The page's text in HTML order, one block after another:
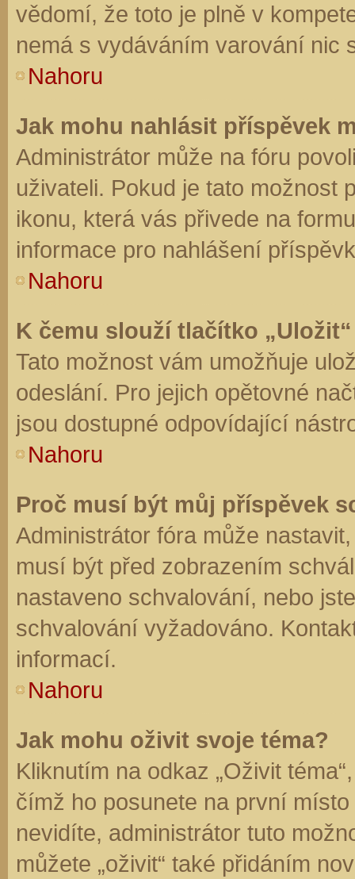
vědomí, že toto je plně v
nemá s vydáváním varování nic
Nahoru
Jak mohu nahlásit příspěvek
Administrátor může na fóru
uživateli. Pokud je tato možnost
ikonu, která vás přivede na
informace pro nahlášení
Nahoru
K čemu slouží tlačítko
Tato možnost vám umožňuje
odeslání. Pro jejich opětovné
jsou dostupné odpovídající
Nahoru
Proč musí být můj příspěvek
Administrátor fóra může
musí být před zobrazením
nastaveno schvalování, nebo
schvalování vyžadováno.
informací.
Nahoru
Jak mohu oživit svoje téma?
Kliknutím na odkaz „Oživit
čímž ho posunete na první
nevidíte, administrátor tuto
můžete „oživit“ také přidáním